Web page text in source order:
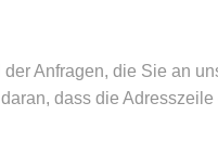
Anfragen, die Sie an
dass die Adresszeile